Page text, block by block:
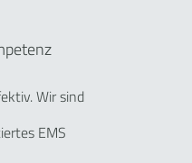
Wir sind
EMS